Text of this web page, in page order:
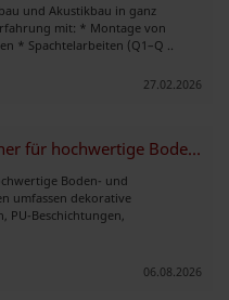
und Akustikbau in ganz
mit: * Montage von
* Spachtelarbeiten (Q1–Q ..
27.02.2026
Wir sind Ihr zuverlässiger Partner für hochwertige Boden- und Renovier
Boden- und
umfassen dekorative
PU-Beschichtungen,
06.08.2026